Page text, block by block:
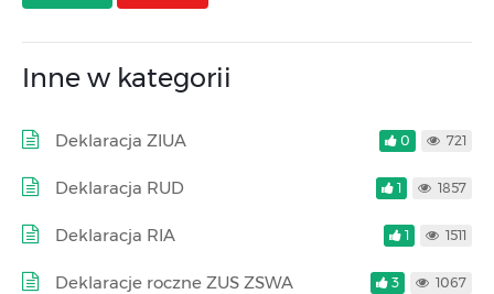
Inne w kategorii
Deklaracja ZIUA 0 721
Deklaracja RUD 1 1857
Deklaracja RIA 1 1511
Deklaracje roczne ZUS ZSWA 3 1067